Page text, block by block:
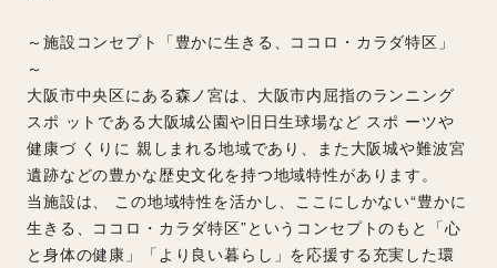
～施設コンセプト「豊かに生きる、ココロ・カラダ特区」
～
大阪市中央区にある森ノ宮は、大阪市内屈指のランニング
スポ ットである大阪城公園や旧日生球場など スポ ーツや
健康づ くりに 親しまれる地域であり、また大阪城や難波宮
遺跡などの豊かな歴史文化を持つ地域特性があります。
当施設は、 この地域特性を活かし、ここにしかない“豊かに
生きる、ココロ・カラダ特区”というコンセプトのもと「心
と身体の健康」「より良い暮らし」を応援する充実した環